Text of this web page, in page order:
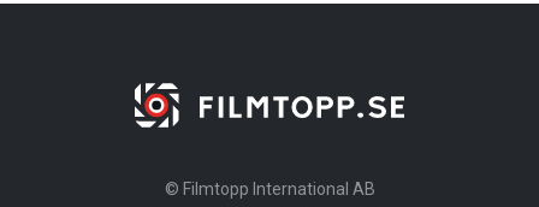
© Filmtopp International AB